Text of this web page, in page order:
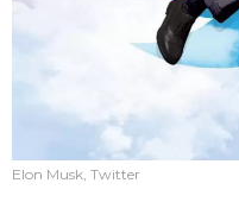
Elon Musk, Twitter